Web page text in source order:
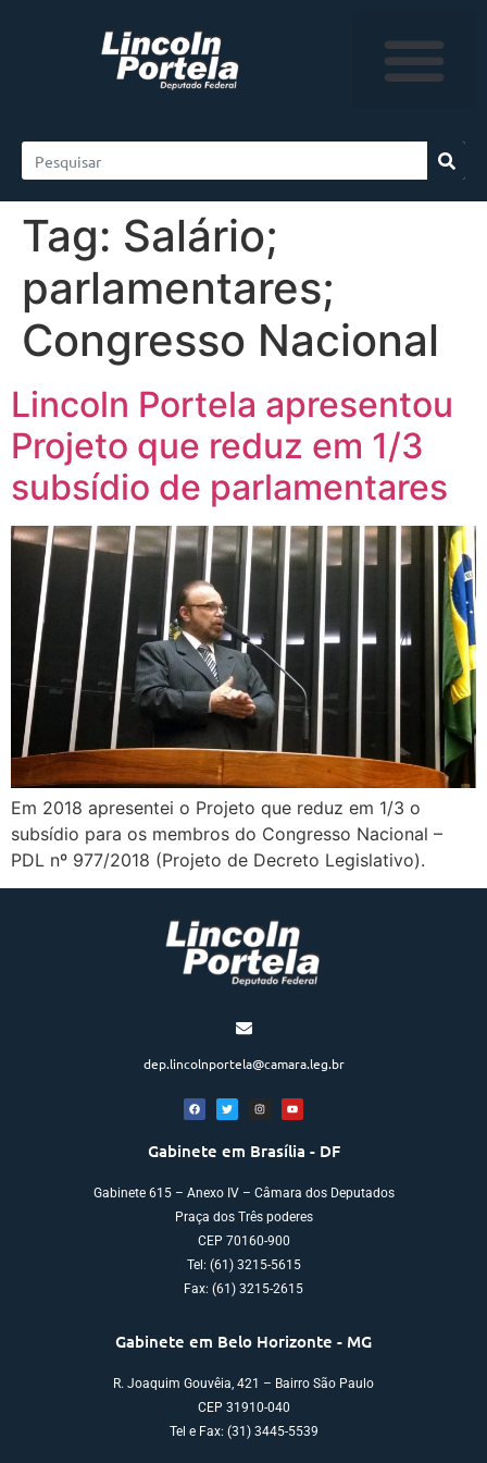
Tag: Salário;
parlamentares;
Congresso Nacional
Lincoln Portela apresentou
Projeto que reduz em 1/3
subsídio de parlamentares
Em 2018 apresentei o Projeto que reduz em 1/3 o
subsídio para os membros do Congresso Nacional –
PDL nº 977/2018 (Projeto de Decreto Legislativo).
dep.lincolnportela@camara.leg.br
Gabinete em Brasília - DF
Gabinete 615 – Anexo IV – Câmara dos Deputados
Praça dos Três poderes
CEP 70160-900
Tel: (61) 3215-5615
Fax: (61) 3215-2615
Gabinete em Belo Horizonte - MG
R. Joaquim Gouvêia, 421 – Bairro São Paulo
CEP 31910-040
Tel e Fax: (31) 3445-5539